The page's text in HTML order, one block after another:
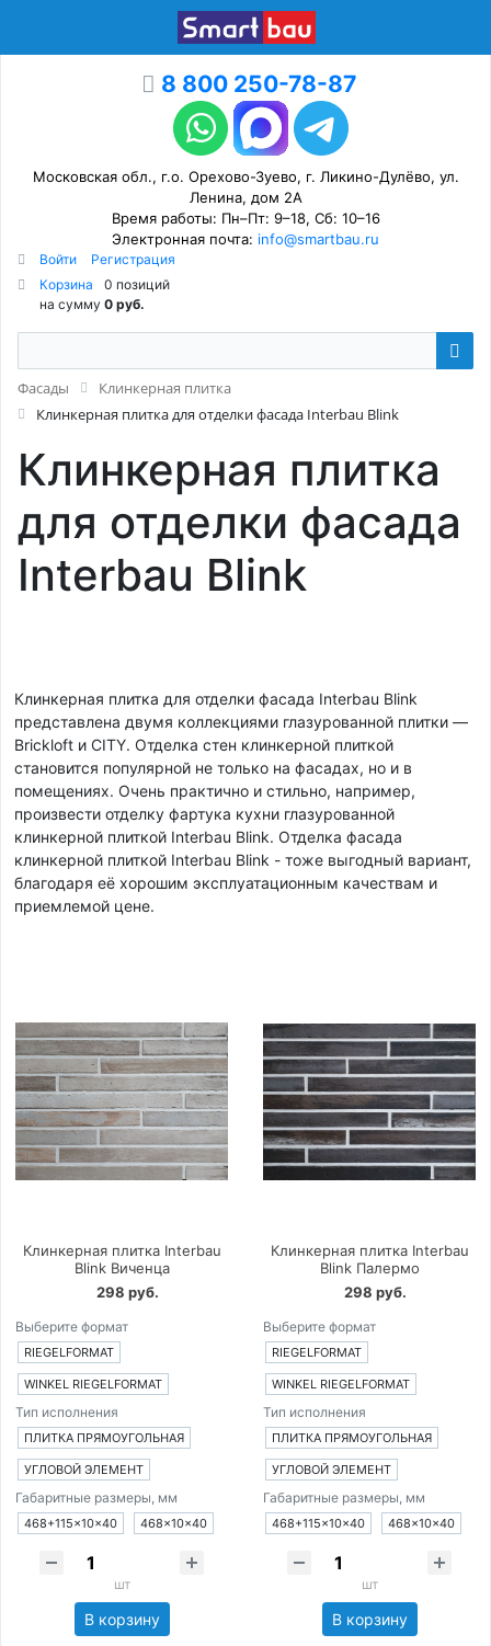
8 800 250-78-87
Московская обл., г.о. Орехово-Зуево, г. Ликино-Дулёво, ул.
Ленина, дом 2А
Время работы: Пн–Пт: 9–18, Сб: 10–16
Электронная почта: info@smartbau.ru
Войти
Регистрация
Корзина
0 позиций
на сумму 0 руб.
Фасады
Клинкерная плитка
Клинкерная плитка для отделки фасада Interbau Blink
Клинкерная плитка
для отделки фасада
Interbau Blink
Клинкерная плитка для отделки фасада Interbau Blink
представлена двумя коллекциями глазурованной плитки —
Brickloft и CITY. Отделка стен клинкерной плиткой
становится популярной не только на фасадах, но и в
помещениях. Очень практично и стильно, например,
произвести отделку фартука кухни глазурованной
клинкерной плиткой Interbau Blink. Отделка фасада
клинкерной плиткой Interbau Blink - тоже выгодный вариант,
благодаря её хорошим эксплуатационным качествам и
приемлемой цене.
Клинкерная плитка Interbau
Blink Виченца
298 руб.
Выберите формат
RIEGELFORMAT
WINKEL RIEGELFORMAT
Тип исполнения
ПЛИТКА ПРЯМОУГОЛЬНАЯ
УГЛОВОЙ ЭЛЕМЕНТ
Габаритные размеры, мм
468+115×10×40 468×10×40
шт
В корзину
Клинкерная плитка Interbau
Blink Палермо
298 руб.
Выберите формат
RIEGELFORMAT
WINKEL RIEGELFORMAT
Тип исполнения
ПЛИТКА ПРЯМОУГОЛЬНАЯ
УГЛОВОЙ ЭЛЕМЕНТ
Габаритные размеры, мм
468+115×10×40 468×10×40
шт
В корзину